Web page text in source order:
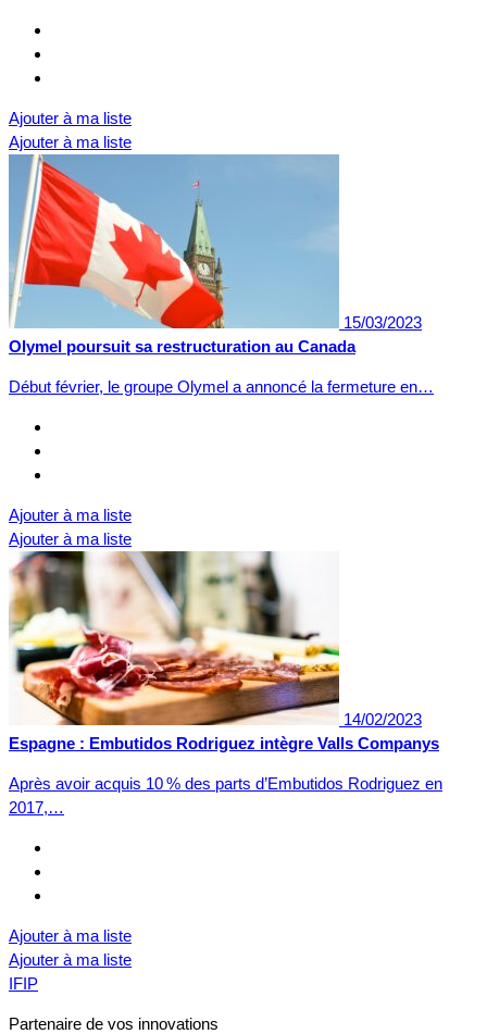
Ajouter à ma liste
Ajouter à ma liste
15/03/2023
Olymel poursuit sa restructuration au Canada
Début février, le groupe Olymel a annoncé la fermeture en…
Ajouter à ma liste
Ajouter à ma liste
14/02/2023
Espagne : Embutidos Rodriguez intègre Valls Companys
Après avoir acquis 10 % des parts d’Embutidos Rodriguez en
2017,…
Ajouter à ma liste
Ajouter à ma liste
IFIP
Partenaire de vos innovations